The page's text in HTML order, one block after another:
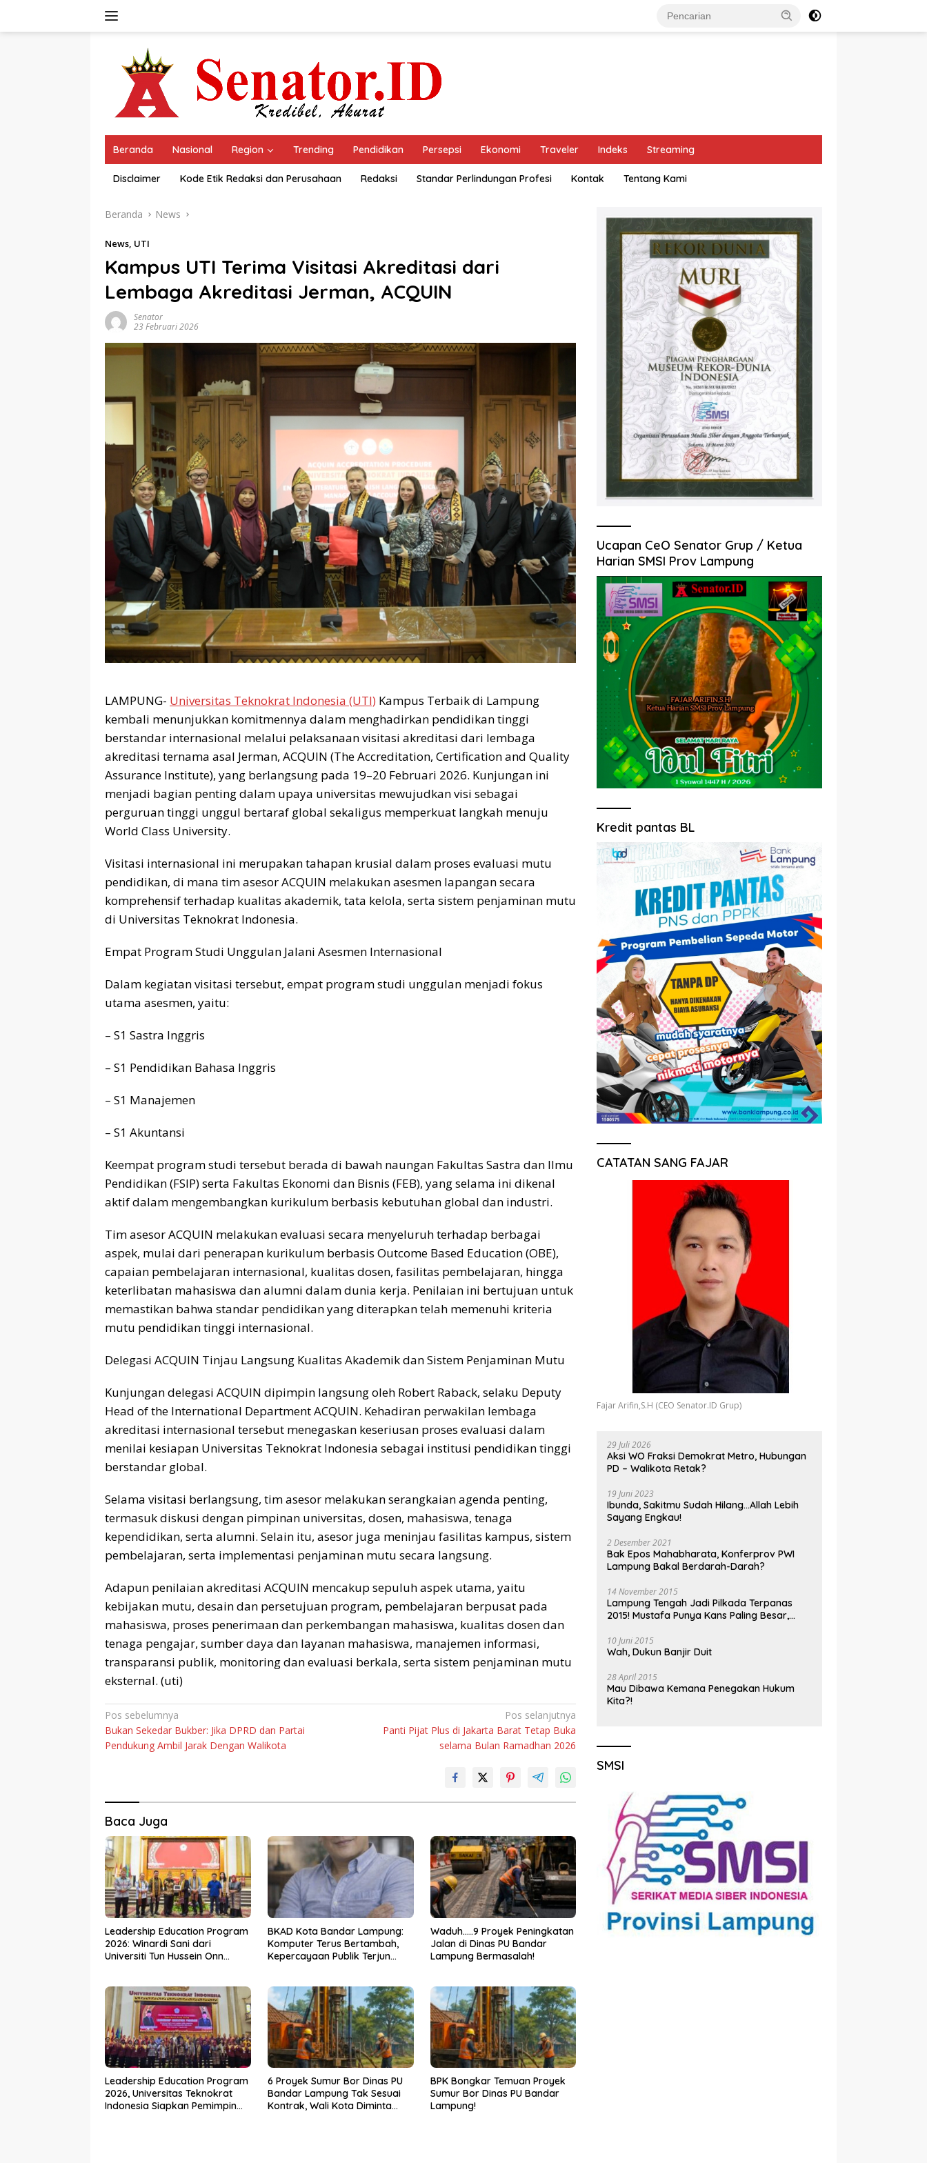
Beranda Nasional Region Trending Pendidikan Persepsi Ekonomi Traveler Indeks Streaming
Disclaimer Kode Etik Redaksi dan Perusahaan Redaksi Standar Perlindungan Profesi Kontak Tentang Kami
Beranda News
News, UTI
Kampus UTI Terima Visitasi Akreditasi dari
Lembaga Akreditasi Jerman, ACQUIN
Senator
23 Februari 2026
LAMPUNG- Universitas Teknokrat Indonesia (UTI) Kampus Terbaik di Lampung
kembali menunjukkan komitmennya dalam menghadirkan pendidikan tinggi
berstandar internasional melalui pelaksanaan visitasi akreditasi dari lembaga
akreditasi ternama asal Jerman, ACQUIN (The Accreditation, Certification and Quality
Assurance Institute), yang berlangsung pada 19–20 Februari 2026. Kunjungan ini
menjadi bagian penting dalam upaya universitas mewujudkan visi sebagai
perguruan tinggi unggul bertaraf global sekaligus memperkuat langkah menuju
World Class University.
Visitasi internasional ini merupakan tahapan krusial dalam proses evaluasi mutu
pendidikan, di mana tim asesor ACQUIN melakukan asesmen lapangan secara
komprehensif terhadap kualitas akademik, tata kelola, serta sistem penjaminan mutu
di Universitas Teknokrat Indonesia.
Empat Program Studi Unggulan Jalani Asesmen Internasional
Dalam kegiatan visitasi tersebut, empat program studi unggulan menjadi fokus
utama asesmen, yaitu:
– S1 Sastra Inggris
– S1 Pendidikan Bahasa Inggris
– S1 Manajemen
– S1 Akuntansi
Keempat program studi tersebut berada di bawah naungan Fakultas Sastra dan Ilmu
Pendidikan (FSIP) serta Fakultas Ekonomi dan Bisnis (FEB), yang selama ini dikenal
aktif dalam mengembangkan kurikulum berbasis kebutuhan global dan industri.
Tim asesor ACQUIN melakukan evaluasi secara menyeluruh terhadap berbagai
aspek, mulai dari penerapan kurikulum berbasis Outcome Based Education (OBE),
capaian pembelajaran internasional, kualitas dosen, fasilitas pembelajaran, hingga
keterlibatan mahasiswa dan alumni dalam dunia kerja. Penilaian ini bertujuan untuk
memastikan bahwa standar pendidikan yang diterapkan telah memenuhi kriteria
mutu pendidikan tinggi internasional.
Delegasi ACQUIN Tinjau Langsung Kualitas Akademik dan Sistem Penjaminan Mutu
Kunjungan delegasi ACQUIN dipimpin langsung oleh Robert Raback, selaku Deputy
Head of the International Department ACQUIN. Kehadiran perwakilan lembaga
akreditasi internasional tersebut menegaskan keseriusan proses evaluasi dalam
menilai kesiapan Universitas Teknokrat Indonesia sebagai institusi pendidikan tinggi
berstandar global.
Selama visitasi berlangsung, tim asesor melakukan serangkaian agenda penting,
termasuk diskusi dengan pimpinan universitas, dosen, mahasiswa, tenaga
kependidikan, serta alumni. Selain itu, asesor juga meninjau fasilitas kampus, sistem
pembelajaran, serta implementasi penjaminan mutu secara langsung.
Adapun penilaian akreditasi ACQUIN mencakup sepuluh aspek utama, yaitu
kebijakan mutu, desain dan persetujuan program, pembelajaran berpusat pada
mahasiswa, proses penerimaan dan perkembangan mahasiswa, kualitas dosen dan
tenaga pengajar, sumber daya dan layanan mahasiswa, manajemen informasi,
transparansi publik, monitoring dan evaluasi berkala, serta sistem penjaminan mutu
eksternal. (uti)
Navigasi
pos
Pos sebelumnya
Bukan Sekedar Bukber: Jika DPRD dan Partai
Pendukung Ambil Jarak Dengan Walikota
Pos selanjutnya
Panti Pijat Plus di Jakarta Barat Tetap Buka
selama Bulan Ramadhan 2026
Baca Juga
Leadership Education Program
2026: Winardi Sani dari
Universiti Tun Hussein Onn
Global
BKAD Kota Bandar Lampung:
Komputer Terus Bertambah,
Kepercayaan Publik Terjun
Waduh…..9 Proyek Peningkatan
Jalan di Dinas PU Bandar
Lampung Bermasalah!
Leadership Education Program
2026, Universitas Teknokrat
Indonesia Siapkan Pemimpin
6 Proyek Sumur Bor Dinas PU
Bandar Lampung Tak Sesuai
Kontrak, Wali Kota Diminta
BPK Bongkar Temuan Proyek
Sumur Bor Dinas PU Bandar
Lampung!
Ucapan CeO Senator Grup / Ketua
Harian SMSI Prov Lampung
Kredit pantas BL
CATATAN SANG FAJAR
Fajar Arifin,S.H (CEO Senator.ID Grup)
29 Juli 2026
Aksi WO Fraksi Demokrat Metro, Hubungan
PD – Walikota Retak?
19 Juni 2023
Ibunda, Sakitmu Sudah Hilang…Allah Lebih
Sayang Engkau!
2 Desember 2021
Bak Epos Mahabharata, Konferprov PWI
Lampung Bakal Berdarah-Darah?
14 November 2015
Lampung Tengah Jadi Pilkada Terpanas
2015! Mustafa Punya Kans Paling Besar,
10 Juni 2015
Wah, Dukun Banjir Duit
28 April 2015
Mau Dibawa Kemana Penegakan Hukum
Kita?!
SMSI